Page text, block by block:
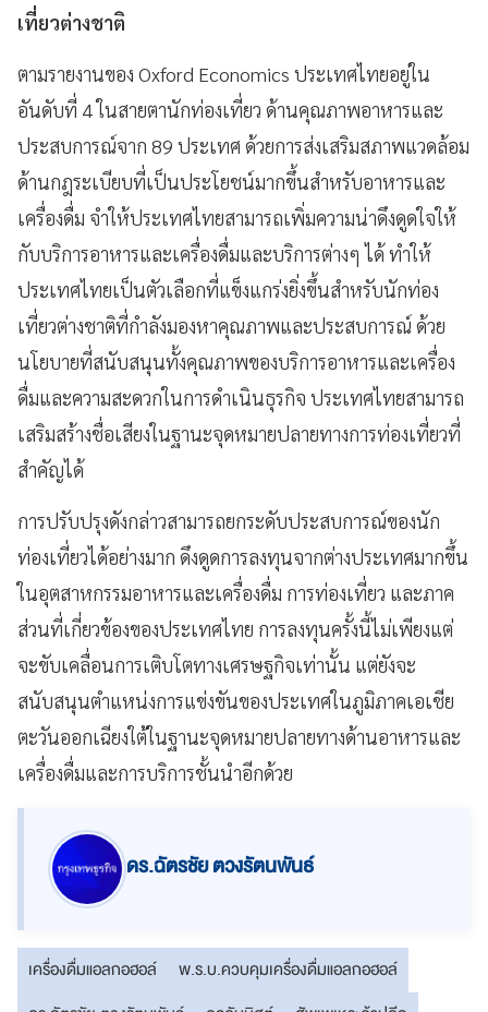
เที่ยวต่างชาติ
ตามรายงานของ Oxford Economics ประเทศไทยอยู่ใน
อันดับที่ 4 ในสายตานักท่องเที่ยว ด้านคุณภาพอาหารและ
ประสบการณ์จาก 89 ประเทศ ด้วยการส่งเสริมสภาพแวดล้อม
ด้านกฎระเบียบที่เป็นประโยชน์มากขึ้นสำหรับอาหารและ
เครื่องดื่ม จำให้ประเทศไทยสามารถเพิ่มความน่าดึงดูดใจให้
กับบริการอาหารและเครื่องดื่มและบริการต่างๆ ได้ ทำให้
ประเทศไทยเป็นตัวเลือกที่แข็งแกร่งยิ่งขึ้นสำหรับนักท่อง
เที่ยวต่างชาติที่กำลังมองหาคุณภาพและประสบการณ์ ด้วย
นโยบายที่สนับสนุนทั้งคุณภาพของบริการอาหารและเครื่อง
ดื่มและความสะดวกในการดำเนินธุรกิจ ประเทศไทยสามารถ
เสริมสร้างชื่อเสียงในฐานะจุดหมายปลายทางการท่องเที่ยวที่
สำคัญได้
การปรับปรุงดังกล่าวสามารถยกระดับประสบการณ์ของนัก
ท่องเที่ยวได้อย่างมาก ดึงดูดการลงทุนจากต่างประเทศมากขึ้น
ในอุตสาหกรรมอาหารและเครื่องดื่ม การท่องเที่ยว และภาค
ส่วนที่เกี่ยวข้องของประเทศไทย การลงทุนครั้งนี้ไม่เพียงแต่
จะขับเคลื่อนการเติบโตทางเศรษฐกิจเท่านั้น แต่ยังจะ
สนับสนุนตำแหน่งการแข่งขันของประเทศในภูมิภาคเอเชีย
ตะวันออกเฉียงใต้ในฐานะจุดหมายปลายทางด้านอาหารและ
เครื่องดื่มและการบริการชั้นนำอีกด้วย
ดร.ฉัตรชัย ตวงรัตนพันธ์
เครื่องดื่มแอลกอฮอล์
พ.ร.บ.ควบคุมเครื่องดื่มแอลกอฮอล์